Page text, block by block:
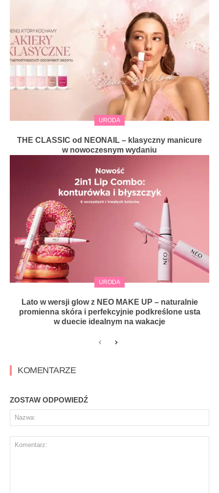
URODA
THE CLASSIC od NEONAIL – klasyczny manicure
w nowoczesnym wydaniu
URODA
Lato w wersji glow z NEO MAKE UP – naturalnie
promienna skóra i perfekcyjnie podkreślone usta
w duecie idealnym na wakacje
KOMENTARZE
ZOSTAW ODPOWIEDŹ